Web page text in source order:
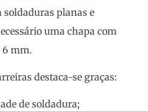
soldaduras planas e
uma chapa com
6 mm.
destaca-se graças:
de soldadura;